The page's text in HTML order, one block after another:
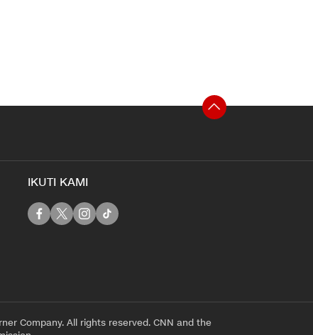
IKUTI KAMI
Company. All rights reserved. CNN and the